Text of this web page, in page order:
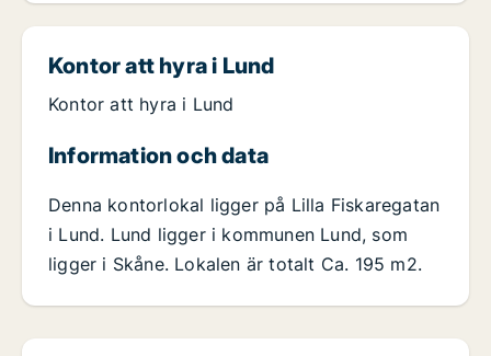
Kontor att hyra i Lund
Kontor att hyra i Lund
Information och data
Denna kontorlokal ligger på Lilla Fiskaregatan
i Lund. Lund ligger i kommunen Lund, som
ligger i Skåne. Lokalen är totalt Ca. 195 m2.